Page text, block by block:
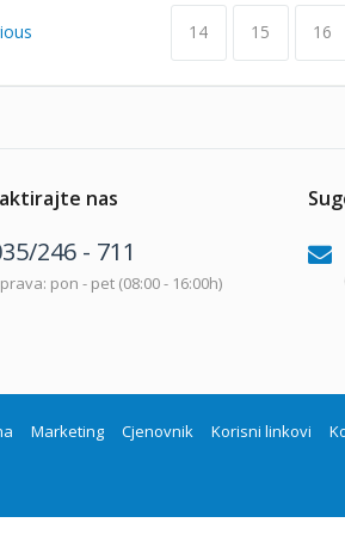
14 15 16
nas
246 - 711
pon - pet (08:00 - 16:00h)
Marketing Cjenovnik Korisni linkovi